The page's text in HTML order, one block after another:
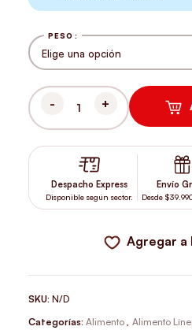
PESO
VIRBAC HPM CANINO A
Despacho Express
Disponible según sector.
Envío
Desde
Agregar a
SKU:N/D
Categorías: Alimento , Alimento